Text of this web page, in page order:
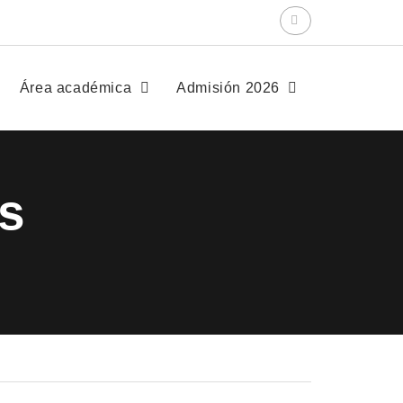
Área académica Admisión 2026